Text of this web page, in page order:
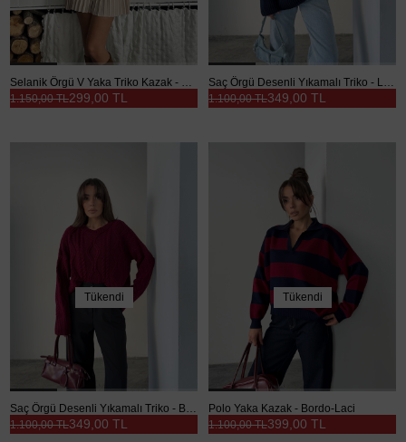
299,00 TL
1.150,00 TL 349,00 TL
1.100,00 TL
Tükendi
Saç Örgü Desenli Yıkamalı Triko - Bordo
349,00 TL
1.100,00 TL
Tükendi
Polo Yaka Kazak - Bordo-Laci
399,00 TL
1.100,00 TL